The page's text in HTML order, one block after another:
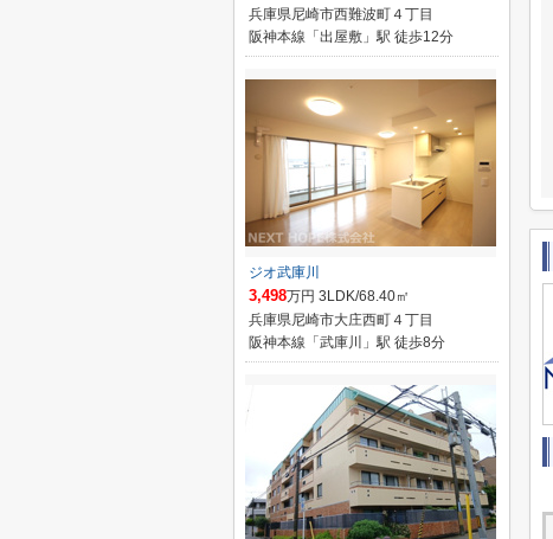
兵庫県尼崎市西難波町４丁目
阪神本線「出屋敷」駅 徒歩12分
ジオ武庫川
3,498万円 3LDK/68.40㎡
兵庫県尼崎市大庄西町４丁目
阪神本線「武庫川」駅 徒歩8分